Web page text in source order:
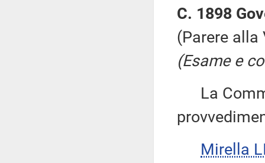
C. 1898
(Parere alla
(Esame e
La
Mirella